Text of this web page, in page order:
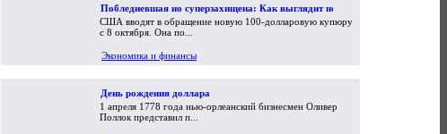
Побледневшая но суперзахищена: Как выглядит новая
100-долларовая купюра
США вводят в обращение новую 100-долларовую купюру
с 8 октября. Она по...
Экономика и финансы
День рождения доллара
1 апреля 1778 года нью-орлеанский бизнесмен Оливер
Поллок представил п...